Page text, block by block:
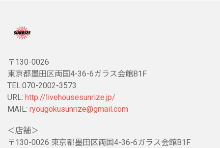
〒130-0026
東京都墨田区両国4-36-6ガラス会館B1F
TEL:070-2002-3573
URL: http://livehousesunrize.jp/
MAIL: ryougokusunrize@gmail.com
＜店舗＞
〒130-0026 東京都墨田区両国4-36-6ガラス会館B1F